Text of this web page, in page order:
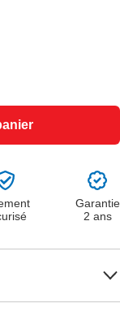
Garantie
2 ans